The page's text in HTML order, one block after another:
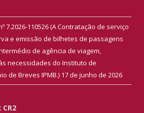
7.2026-110526 (A Contratação de serviço
e emissão de bilhetes de passagens
de agência de viagem,
necessidades do Instituto de
de Breves IPMB.) 17 de junho de 2026
CR2